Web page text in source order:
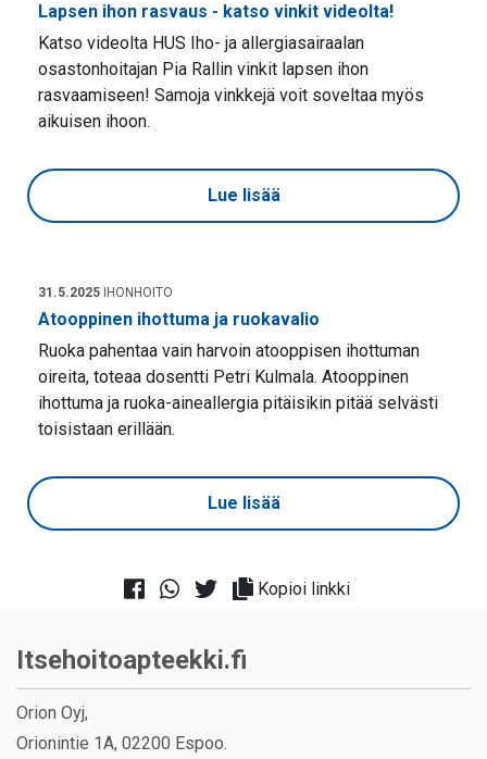
Lapsen ihon rasvaus - katso vinkit videolta!
Katso videolta HUS Iho- ja allergiasairaalan
osastonhoitajan Pia Rallin vinkit lapsen ihon
rasvaamiseen! Samoja vinkkejä voit soveltaa myös
aikuisen ihoon.
Lue lisää
31.5.2025 IHONHOITO
Atooppinen ihottuma ja ruokavalio
Ruoka pahentaa vain harvoin atooppisen ihottuman
oireita, toteaa dosentti Petri Kulmala. Atooppinen
ihottuma ja ruoka-aineallergia pitäisikin pitää selvästi
toisistaan erillään.
Lue lisää
Kopioi linkki
Itsehoitoapteekki.fi
Orion Oyj,
Orionintie 1A, 02200 Espoo.